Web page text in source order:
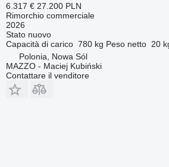
6.317 € 27.200 PLN
Rimorchio commerciale
2026
Statonuovo
Capacità di carico 780 kg Peso netto 20
Polonia, Nowa Sól
MAZZO - Maciej Kubiński
Contattare il venditore